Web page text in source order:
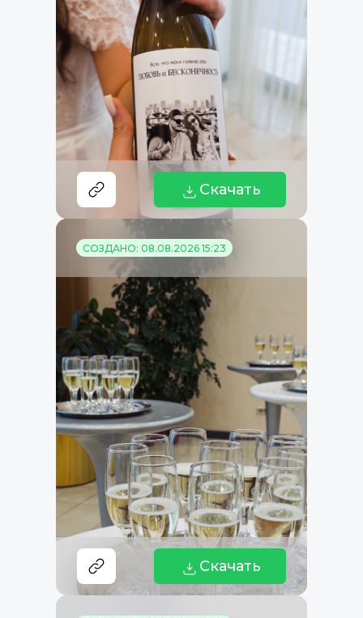
Скачать
СОЗДАНО: 08.08.2026 15:23
Скачать